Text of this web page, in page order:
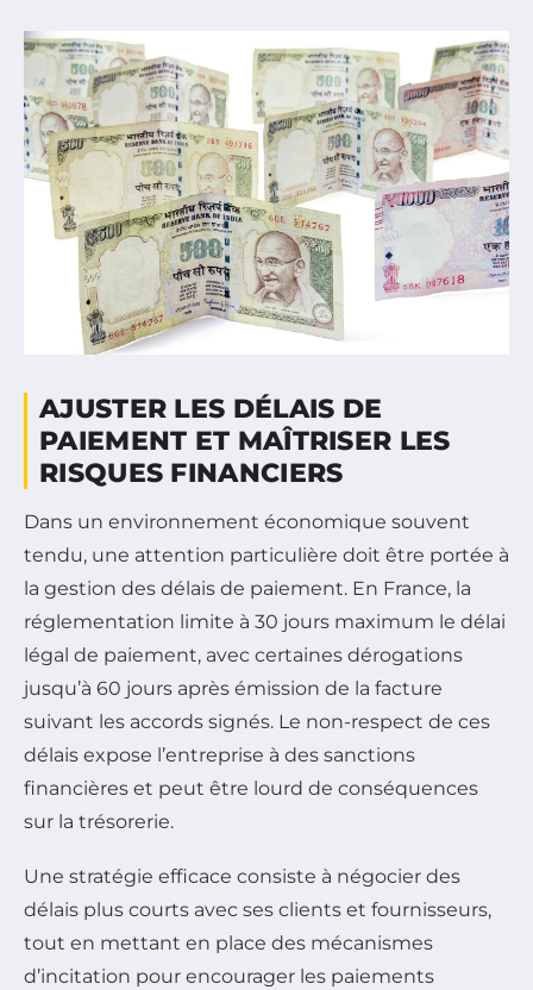
AJUSTER LES DÉLAIS DE
PAIEMENT ET MAÎTRISER LES
RISQUES FINANCIERS
Dans un environnement économique souvent
tendu, une attention particulière doit être portée à
la gestion des délais de paiement. En France, la
réglementation limite à 30 jours maximum le délai
légal de paiement, avec certaines dérogations
jusqu’à 60 jours après émission de la facture
suivant les accords signés. Le non-respect de ces
délais expose l’entreprise à des sanctions
financières et peut être lourd de conséquences
sur la trésorerie.
Une stratégie efficace consiste à négocier des
délais plus courts avec ses clients et fournisseurs,
tout en mettant en place des mécanismes
d’incitation pour encourager les paiements